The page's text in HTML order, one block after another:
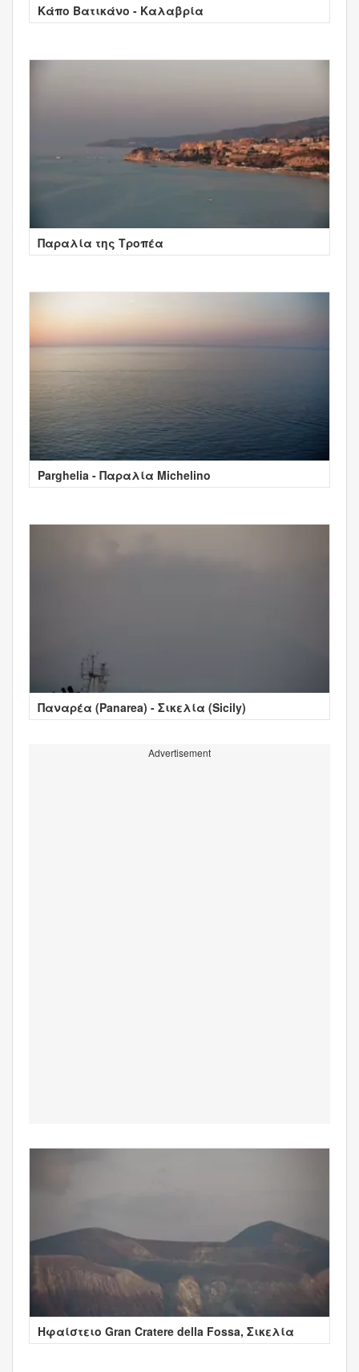
Κάπο Βατικάνο - Καλαβρία
Παραλία της Τροπέα
Parghelia - Παραλία Michelino
Παναρέα (Panarea) - Σικελία (Sicily)
Advertisement
Ηφαίστειο Gran Cratere della Fossa, Σικελία